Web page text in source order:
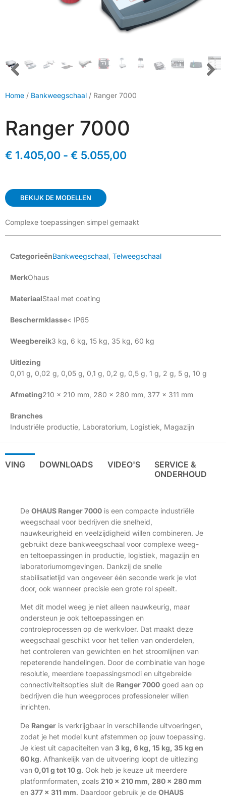
Home / Bankweegschaal / Ranger 7000
Ranger 7000
€ 1.405,00 - € 5.055,00
BEKIJK DE MODELLEN
Complexe toepassingen simpel gemaakt
CategorieënBankweegschaal Telweegschaal
MerkOhaus
MateriaalStaal met coating
Beschermklasse< IP65
Weegbereik3 kg 6 kg 15 kg 35 kg 60 kg
Uitlezing
0,01 g 0,02 g 0,05 g 0,1 g 0,2 g 0,5 g 1 g 2 g 5 g 10 g
Afmeting210 x 210 mm 280 x 280 mm 377 x 311 mm
Branches
Industriële productie Laboratorium Logistiek Magazijn
DOWNLOADS VIDEO'S
SERVICE &
ONDERHOUD
De OHAUS Ranger 7000 is een compacte industriële
weegschaal voor bedrijven die snelheid,
nauwkeurigheid en veelzijdigheid willen combineren. Je
gebruikt deze bankweegschaal voor complexe weeg-
en teltoepassingen in productie, logistiek, magazijn en
laboratoriumomgevingen. Dankzij de snelle
stabilisatietijd van ongeveer één seconde werk je vlot
door, ook wanneer precisie een grote rol speelt.
Met dit model weeg je niet alleen nauwkeurig, maar
ondersteun je ook teltoepassingen en
controleprocessen op de werkvloer. Dat maakt deze
weegschaal geschikt voor het tellen van onderdelen,
het controleren van gewichten en het stroomlijnen van
repeterende handelingen. Door de combinatie van hoge
resolutie, meerdere toepassingsmodi en uitgebreide
connectiviteitsopties sluit de Ranger 7000 goed aan op
bedrijven die hun weegproces professioneler willen
inrichten.
De Ranger is verkrijgbaar in verschillende uitvoeringen,
zodat je het model kunt afstemmen op jouw toepassing.
Je kiest uit capaciteiten van 3 kg, 6 kg, 15 kg, 35 kg en
60 kg. Afhankelijk van de uitvoering loopt de uitlezing
van 0,01 g tot 10 g. Ook heb je keuze uit meerdere
platformformaten, zoals 210 x 210 mm 280 x 280 mm
en 377 x 311 mm. Daardoor gebruik je de OHAUS